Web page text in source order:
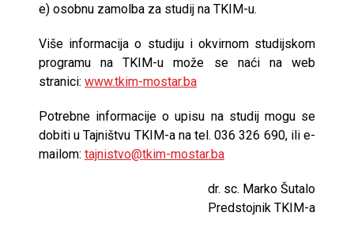
e) osobnu zamolba za studij na TKIM-u.
Više informacija o studiju i okvirnom studijskom
programu na TKIM-u može se naći na web
stranici: www.tkim-mostar.ba
Potrebne informacije o upisu na studij mogu se
dobiti u Tajništvu TKIM-a na tel. 036 326 690, ili e-
mailom: tajnistvo@tkim-mostar.ba
dr. sc. Marko Šutalo
Predstojnik TKIM-a